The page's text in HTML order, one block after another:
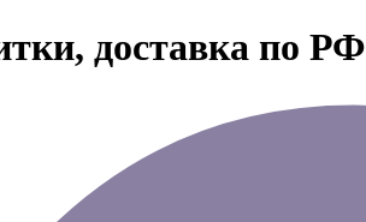
доставка по РФ